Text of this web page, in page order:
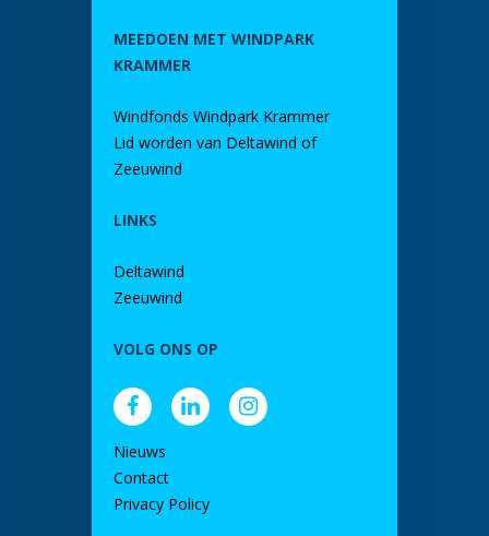
MEEDOEN MET WINDPARK
KRAMMER
Windfonds Windpark Krammer
Lid worden van Deltawind of
Zeeuwind
LINKS
Deltawind
Zeeuwind
VOLG ONS OP
Nieuws
Contact
Privacy Policy